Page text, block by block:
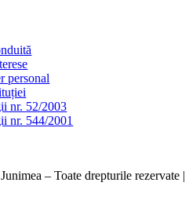
personal
nr. 52/2003
nr. 544/2001
– Toate drepturile rezervate |